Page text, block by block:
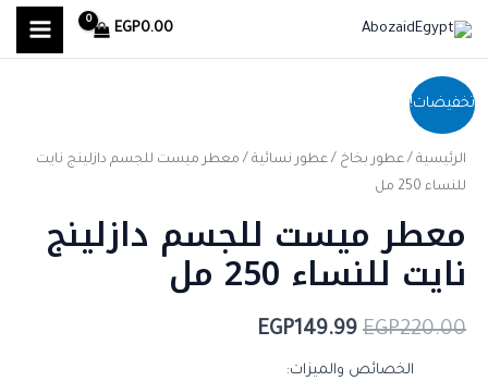
المحتوى
EGP0.00
تخفيضات!
الرئيسية / عطور بخاخ / عطور نسائية / معطر ميست للجسم دازلينج نايت
للنساء 250 مل
معطر ميست للجسم دازلينج
نايت للنساء 250 مل
EGP220.00
EGP220.00.
EGP149.99
EGP149.99.
الخصائص والميزات: